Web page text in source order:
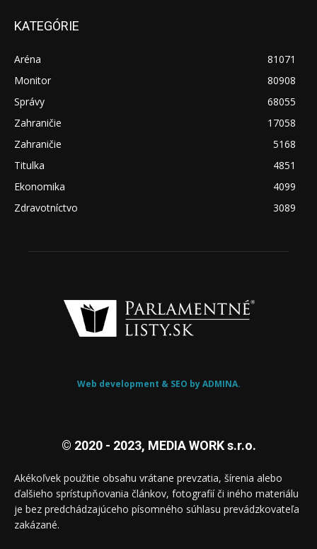
KATEGÓRIE
Aréna
81071
Monitor
80908
Správy
68055
Zahraničie
17058
Zahraničie
5168
Titulka
4851
Ekonomika
4099
Zdravotníctvo
3089
Web development & SEO by ADMINA.
© 2020 - 2023, MEDIA WORK s.r.o.
Akékoľvek použitie obsahu vrátane prevzatia, šírenia alebo
ďalšieho sprístupňovania článkov, fotografií či iného materiálu
je bez predchádzajúceho písomného súhlasu prevádzkovateľa
zakázané.